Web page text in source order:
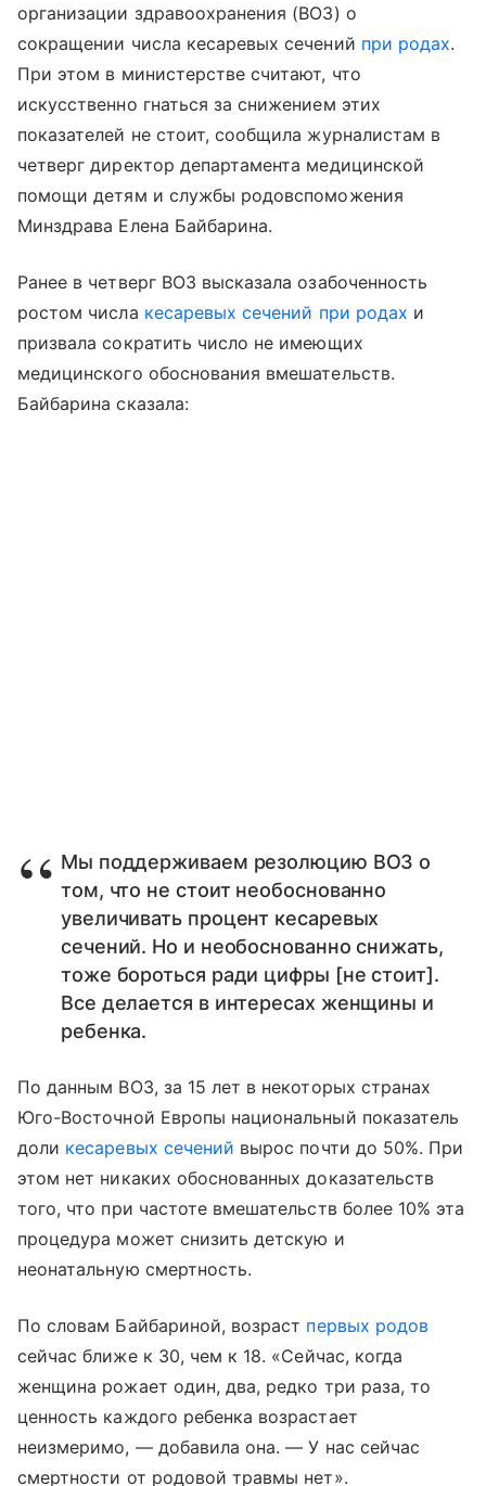
организации здравоохранения (ВОЗ) о
сокращении числа кесаревых сечений при родах.
При этом в министерстве считают, что
искусственно гнаться за снижением этих
показателей не стоит, сообщила журналистам в
четверг директор департамента медицинской
помощи детям и службы родовспоможения
Минздрава Елена Байбарина.
Ранее в четверг ВОЗ высказала озабоченность
ростом числа кесаревых сечений при родах и
призвала сократить число не имеющих
медицинского обоснования вмешательств.
Байбарина сказала:
Мы поддерживаем резолюцию ВОЗ о
том, что не стоит необоснованно
увеличивать процент кесаревых
сечений. Но и необоснованно снижать,
тоже бороться ради цифры [не стоит].
Все делается в интересах женщины и
ребенка.
По данным ВОЗ, за 15 лет в некоторых странах
Юго-Восточной Европы национальный показатель
доли кесаревых сечений вырос почти до 50%. При
этом нет никаких обоснованных доказательств
того, что при частоте вмешательств более 10% эта
процедура может снизить детскую и
неонатальную смертность.
По словам Байбариной, возраст первых родов
сейчас ближе к 30, чем к 18. «Сейчас, когда
женщина рожает один, два, редко три раза, то
ценность каждого ребенка возрастает
неизмеримо, — добавила она. — У нас сейчас
смертности от родовой травмы нет».